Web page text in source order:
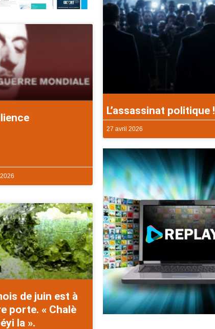
de juin est à
porte. « Chalè
la ».
L’assassinat politique !
27 avril 2026